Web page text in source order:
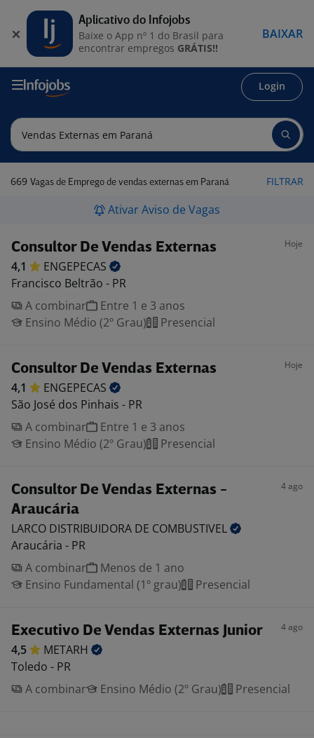
Login
669 Vagas de Emprego de vendas externas em Paraná FILTRAR
Ativar Aviso de Vagas
Consultor De Vendas Externas Hoje
4,1
ENGEPECAS
Francisco Beltrão - PR
A combinar
Entre 1 e 3 anos
Ensino Médio (2º Grau)
Presencial
Consultor De Vendas Externas Hoje
4,1
ENGEPECAS
São José dos Pinhais - PR
A combinar
Entre 1 e 3 anos
Ensino Médio (2º Grau)
Presencial
Consultor De Vendas Externas -
Araucária
4 ago
LARCO DISTRIBUIDORA DE COMBUSTIVEL
Araucária - PR
A combinar
Menos de 1 ano
Ensino Fundamental (1º grau)
Presencial
Executivo De Vendas Externas Junior 4 ago
4,5
METARH
Toledo - PR
A combinar
Ensino Médio (2º Grau) Presencial
Aplicativo do Infojobs
Baixe o App nº 1 do Brasil para
encontrar empregos GRÁTIS!!
BAIXAR